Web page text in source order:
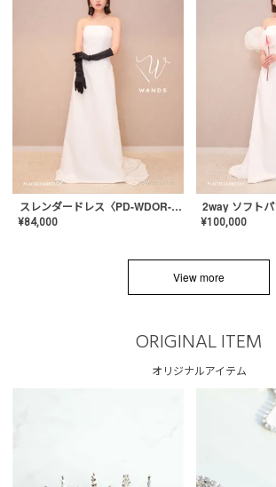
スレンダードレス〈PD-WDOR-2110〉
¥84,000 ¥100,000
View more
ORIGINAL ITEM
オリジナルアイテム